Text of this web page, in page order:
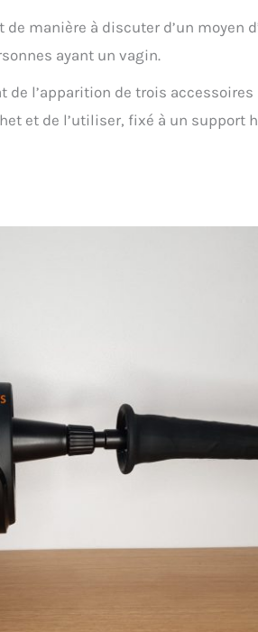
manière à discuter d’un moyen
ayant un vagin.
de l’apparition de trois accessoires
et de l’utiliser, fixé à un support